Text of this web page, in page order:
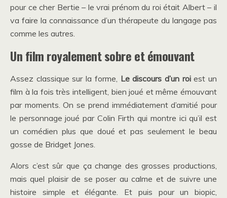
pour ce cher Bertie – le vrai prénom du roi était Albert – il
va faire la connaissance d’un thérapeute du langage pas
comme les autres.
Un film royalement sobre et émouvant
Assez classique sur la forme, Le discours d’un roiest un
film à la fois très intelligent, bien joué et même émouvant
par moments. On se prend immédiatement d’amitié pour
le personnage joué par Colin Firth qui montre ici qu’il est
un comédien plus que doué et pas seulement le beau
gosse de Bridget Jones.
Alors c’est sûr que ça change des grosses productions,
mais quel plaisir de se poser au calme et de suivre une
histoire simple et élégante. Et puis pour un biopic,